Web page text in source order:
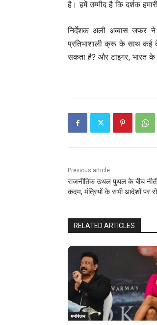
है। हमें उम्मीद है कि दर्शक
निर्देशक अली अब्बास जफर
प्रतिभाशाली क्रू के साथ कई
सकता है? और टाइगर, भारत के
Previous article
राजनीतिक उथल पुथल के बीच
कदम, मंत्रियों के सभी आदेशों पर
RELATED ARTICLES
मनोरंजन